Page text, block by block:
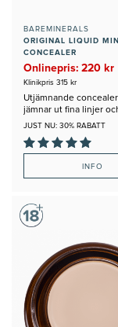
BAREMINERALS
ORIGINAL LIQUID
CONCEALER
Onlinepris: 220 kr
Klinikpris 315 kr
Utjämnande
jämnar ut fina linjer
upp
JUST NU: 30% RABATT
INFO